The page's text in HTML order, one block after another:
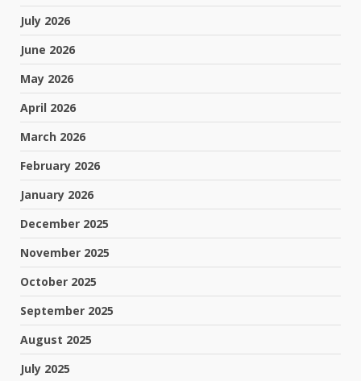
July 2026
June 2026
May 2026
April 2026
March 2026
February 2026
January 2026
December 2025
November 2025
October 2025
September 2025
August 2025
July 2025